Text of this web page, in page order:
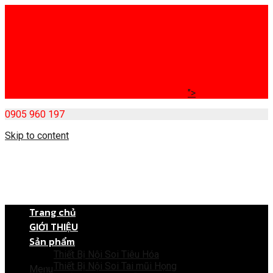
">
0905 960 197
Skip to content
Menu
Trang chủ
GIỚI THIỆU
Sản phẩm
Thiết Bị Nội Soi Tiêu Hóa
Thiết Bị Nội Soi Tai mũi Họng